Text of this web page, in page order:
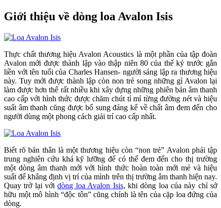
Giới thiệu về dòng loa Avalon Isis
Thực chất thương hiệu Avalon Acoustics là một phần của tập đoàn
Avalon mới được thành lập vào thập niên 80 của thế kỷ trước gắn
liền với tên tuổi của Charles Hansen- người sáng lập ra thương hiệu
này. Tuy mới được thành lập còn non trẻ song những gì Avalon lại
làm được hơn thế rất nhiều khi xây dựng những phiên bản âm thanh
cao cấp với hình thức được chăm chút tỉ mỉ từng đường nét và hiệu
suất âm thanh cũng được bổ sung đáng kể về chất âm đem đến cho
người dùng một phong cách giải trí cao cấp nhất.
Biết rõ bản thân là một thương hiệu còn “non trẻ” Avalon phải tập
trung nghiên cứu khá kỹ lưỡng để có thể đem đến cho thị trường
một dòng âm thanh mới với hình thức hoàn toàn mới mẻ và hiệu
suất để khẳng định vị trí của mình trên thị trường âm thanh hiện nay.
Quay trở lại vớidòng loa Avalon Isis, khi dòng loa của này chỉ sở
hữu một mô hình “độc tôn” cũng chính là tên của cặp loa đứng của
dòng.